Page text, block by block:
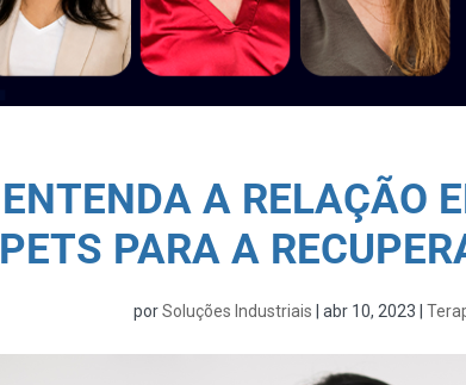
ENTENDA A RELAÇÃO
PETS PARA A
porSoluções Industriais abr 10, 2023